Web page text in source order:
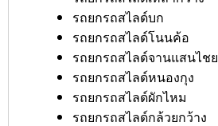
รถยกรถสไลด์บก
รถยกรถสไลด์โนนค้อ
รถยกรถสไลด์จานแสนไชย
รถยกรถสไลด์หนองกุง
รถยกรถสไลด์ผักไหม
รถยกรถสไลด์กล้วยกว้าง